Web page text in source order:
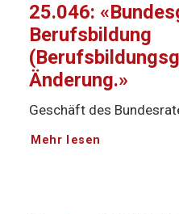
25.046:
Berufsbildung
Änderung.»
Geschäft des
Mehr lesen